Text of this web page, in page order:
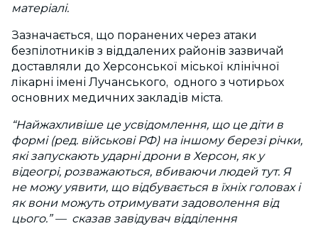
матеріалі.
Зазначається, що поранених через атаки
безпілотників з віддалених районів зазвичай
доставляли до Херсонської міської клінічної
лікарні імені Лучанського, одного з чотирьох
основних медичних закладів міста.
“Найжахливіше це усвідомлення, що це діти в
формі (ред. військові РФ) на іншому березі річки,
які запускають ударні дрони в Херсон, як у
відеогрі, розважаються, вбиваючи людей тут. Я
не можу уявити, що відбувається в їхніх головах і
як вони можуть отримувати задоволення від
цього.” — сказав завідувач відділення